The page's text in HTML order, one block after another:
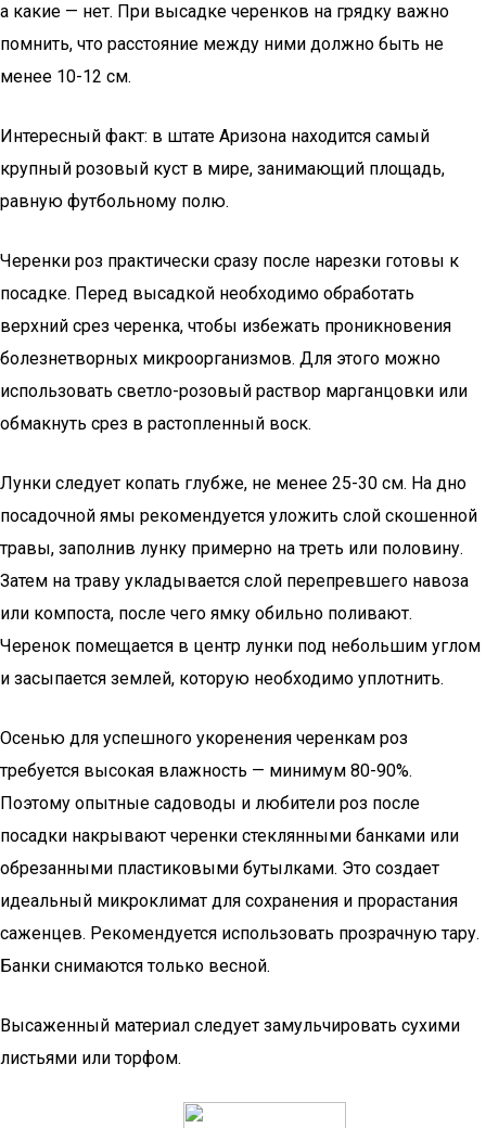
а какие — нет. При высадке черенков на грядку важно
помнить, что расстояние между ними должно быть не
менее 10-12 см.
Интересный факт: в штате Аризона находится самый
крупный розовый куст в мире, занимающий площадь,
равную футбольному полю.
Черенки роз практически сразу после нарезки готовы к
посадке. Перед высадкой необходимо обработать
верхний срез черенка, чтобы избежать проникновения
болезнетворных микроорганизмов. Для этого можно
использовать светло-розовый раствор марганцовки или
обмакнуть срез в растопленный воск.
Лунки следует копать глубже, не менее 25-30 см. На дно
посадочной ямы рекомендуется уложить слой скошенной
травы, заполнив лунку примерно на треть или половину.
Затем на траву укладывается слой перепревшего навоза
или компоста, после чего ямку обильно поливают.
Черенок помещается в центр лунки под небольшим углом
и засыпается землей, которую необходимо уплотнить.
Осенью для успешного укоренения черенкам роз
требуется высокая влажность — минимум 80-90%.
Поэтому опытные садоводы и любители роз после
посадки накрывают черенки стеклянными банками или
обрезанными пластиковыми бутылками. Это создает
идеальный микроклимат для сохранения и прорастания
саженцев. Рекомендуется использовать прозрачную тару.
Банки снимаются только весной.
Высаженный материал следует замульчировать сухими
листьями или торфом.